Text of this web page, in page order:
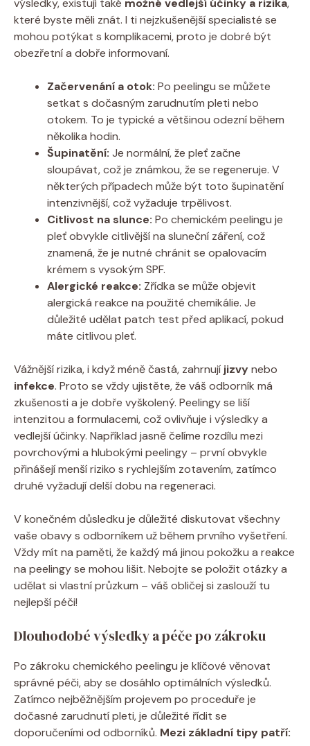
které byste měli znát. I ti nejzkušenější specialisté se
mohou potýkat s komplikacemi, proto je dobré být
obezřetní a dobře informovaní.
Začervenání a otok: Po peelingu se můžete
setkat s dočasným zarudnutím pleti nebo
otokem. To je typické a většinou odezní během
několika hodin.
Šupinatění: Je normální, že pleť začne
sloupávat, což je známkou, že se regeneruje. V
některých případech může být toto šupinatění
intenzivnější, což vyžaduje trpělivost.
Citlivost na slunce: Po chemickém peelingu je
pleť obvykle citlivější na sluneční záření, což
znamená, že je nutné chránit se opalovacím
krémem s vysokým SPF.
Alergické reakce: Zřídka se může objevit
alergická reakce na použité chemikálie. Je
důležité udělat patch test před aplikací, pokud
máte citlivou pleť.
Vážnější rizika, i když méně častá, zahrnují jizvynebo
infekce. Proto se vždy ujistěte, že váš odborník má
zkušenosti a je dobře vyškolený. Peelingy se liší
intenzitou a formulacemi, což ovlivňuje i výsledky a
vedlejší účinky. Například jasně čelíme rozdílu mezi
povrchovými a hlubokými peelingy – první obvykle
přinášejí menší riziko s rychlejším zotavením, zatímco
druhé vyžadují delší dobu na regeneraci.
V konečném důsledku je důležité diskutovat všechny
vaše obavy s odborníkem už během prvního vyšetření.
Vždy mít na paměti, že každý má jinou pokožku a reakce
na peelingy se mohou lišit. Nebojte se položit otázky a
udělat si vlastní průzkum – váš obličej si zaslouží tu
nejlepší péči!
Dlouhodobé výsledky a péče po zákroku
Po zákroku chemického peelingu je klíčové věnovat
správné péči, aby se dosáhlo optimálních výsledků.
Zatímco nejběžnějším projevem po proceduře je
dočasné zarudnutí pleti, je důležité řídit se
doporučeními od odborníků. Mezi základní tipy patří: